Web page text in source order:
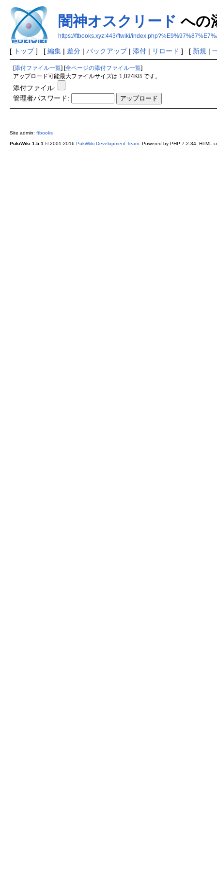
闇神オスクリード への
https://ftbooks.xyz:443/ftwiki/
[ トップ] [ 編集| 差分| バックアップ| 添付| リロード ] [ 新規 |
添付ファイル一覧 全ページの添付ファイル一覧
アップロード可能最大ファイルサイズは 1,024KB です。
添付ファイル:
管理者パスワード:
Site admin: ftbooks
PukiWiki 1.5.1 © 2001-2016 PukiWiki Development Team. Powered by PHP 7.2.34. HTML